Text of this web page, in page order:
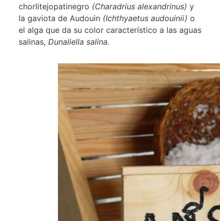
chorlitejopatinegro (Charadrius alexandrinus) y
la gaviota de Audouin (Ichthyaetus audouinii) o
el alga que da su color característico a las aguas
salinas, Dunaliella salina.